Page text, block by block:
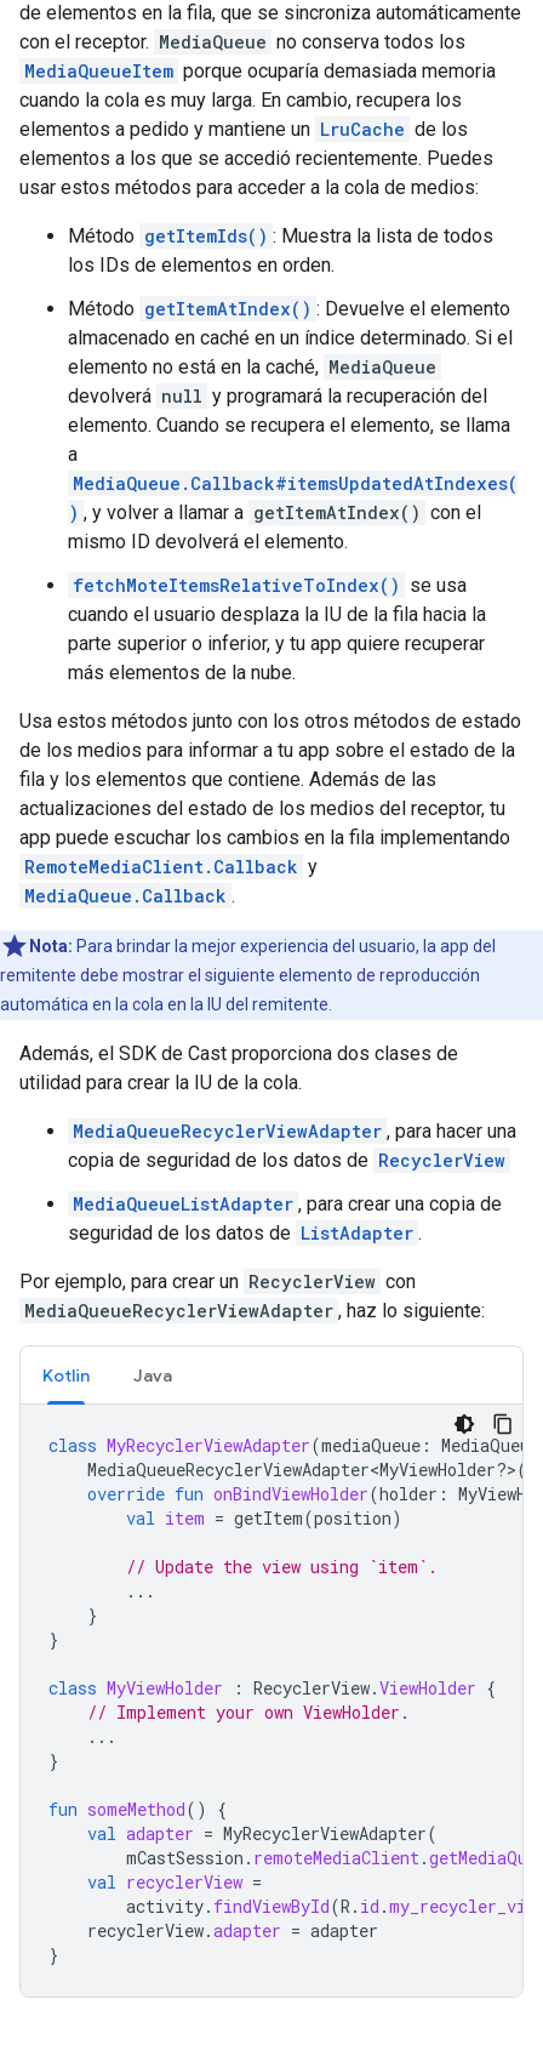
de elementos en la fila, que se sincroniza automáticamente
con el receptor. MediaQueue no conserva todos los
MediaQueueItem porque ocuparía demasiada memoria
cuando la cola es muy larga. En cambio, recupera los
elementos a pedido y mantiene un LruCache de los
elementos a los que se accedió recientemente. Puedes
usar estos métodos para acceder a la cola de medios:
Método getItemIds() : Muestra la lista de todos
los IDs de elementos en orden.
Método getItemAtIndex() : Devuelve el elemento
almacenado en caché en un índice determinado. Si el
elemento no está en la caché, MediaQueue
devolverá null y programará la recuperación del
elemento. Cuando se recupera el elemento, se llama
a
MediaQueue.Callback#itemsUpdatedAtIndexes(
) , y volver a llamar a getItemAtIndex() con el
mismo ID devolverá el elemento.
fetchMoteItemsRelativeToIndex() se usa
cuando el usuario desplaza la IU de la fila hacia la
parte superior o inferior, y tu app quiere recuperar
más elementos de la nube.
Usa estos métodos junto con los otros métodos de estado
de los medios para informar a tu app sobre el estado de la
fila y los elementos que contiene. Además de las
actualizaciones del estado de los medios del receptor, tu
app puede escuchar los cambios en la fila implementando
RemoteMediaClient.Callback y
MediaQueue.Callback .
Nota: Para brindar la mejor experiencia del usuario, la app del
remitente debe mostrar el siguiente elemento de reproducción
automática en la cola en la IU del remitente.
Además, el SDK de Cast proporciona dos clases de
utilidad para crear la IU de la cola.
MediaQueueRecyclerViewAdapter , para hacer una
copia de seguridad de los datos de RecyclerView
MediaQueueListAdapter , para crear una copia de
seguridad de los datos de ListAdapter .
Por ejemplo, para crear un RecyclerView con
MediaQueueRecyclerViewAdapter , haz lo siguiente:
Kotlin Java
class MyRecyclerViewAdapter(mediaQueue :
override fun onBindViewHolder(holder :
val item = getItem(position)
// Update the view using `item`.
...
}
}
class MyViewHolder : RecyclerView.ViewHolder {
// Implement your own ViewHolder.
...
}
fun someMethod()
{
val adapter = MyRecyclerViewAdapter(
mCastSession . remoteMediaClient.
val recyclerView =
activity. findViewById(R . id .
recyclerView.adapter = adapter
}